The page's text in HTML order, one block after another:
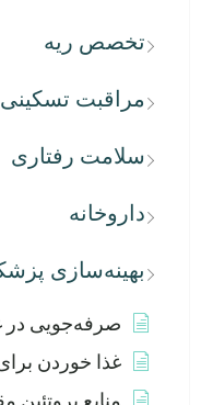
تخصص ریه
مراقبت تسکینی
سلامت رفتاری
داروخانه
بهینه‌سازی
صرفه‌جویی در
غذا خوردن
منابع